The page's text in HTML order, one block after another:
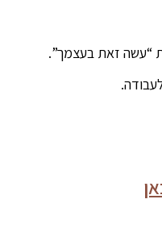
“עשה זאת בעצמך”.